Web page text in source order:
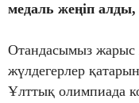
медаль жеңіп
Отандасымыз жарыс
жүлдегерлер
Ұлттық олимпиада